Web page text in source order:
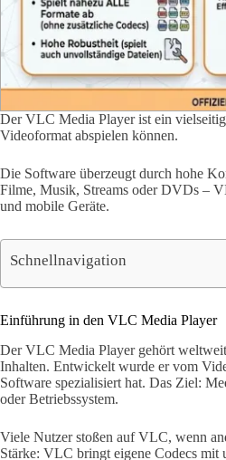
Der VLC Media Player ist ein
Videoformat abspielen können.
Die Software überzeugt durch hohe
Filme, Musik, Streams oder DVDs –
und mobile Geräte.
Schnellnavigation
Einführung in den VLC Media Player
Der VLC Media Player gehört
Inhalten. Entwickelt wurde er vom
Software spezialisiert hat. Das Ziel:
oder Betriebssystem.
Viele Nutzer stoßen auf VLC, wenn
Stärke: VLC bringt eigene Codecs mit